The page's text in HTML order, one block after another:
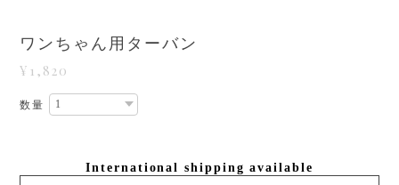
ワンちゃん用ターバン
¥1,820
数量
International shipping available